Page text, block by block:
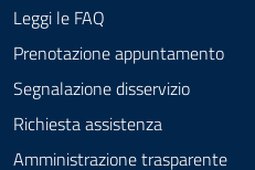
Leggi le FAQ
Prenotazione appuntamento
Segnalazione disservizio
Richiesta assistenza
Amministrazione trasparente